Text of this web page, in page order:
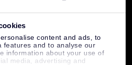
content and ads, to
features and to analyse our
information about your use of
media, advertising and